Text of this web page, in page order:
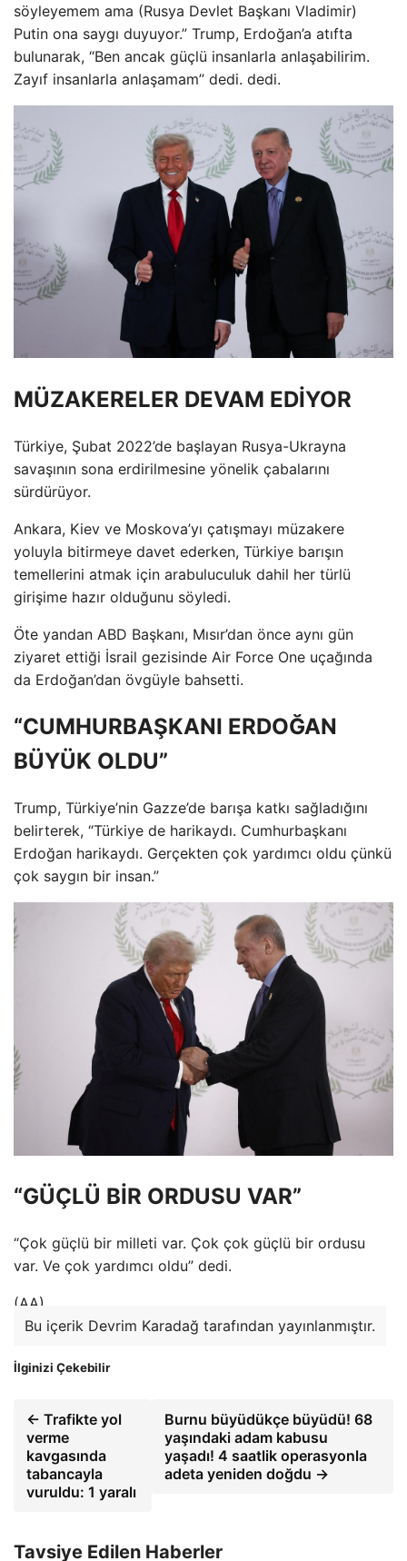
söyleyemem ama (Rusya Devlet Başkanı Vladimir)
Putin ona saygı duyuyor.” Trump, Erdoğan’a atıfta
bulunarak, “Ben ancak güçlü insanlarla anlaşabilirim.
Zayıf insanlarla anlaşamam” dedi. dedi.
MÜZAKERELER DEVAM EDİYOR
Türkiye, Şubat 2022’de başlayan Rusya-Ukrayna
savaşının sona erdirilmesine yönelik çabalarını
sürdürüyor.
Ankara, Kiev ve Moskova’yı çatışmayı müzakere
yoluyla bitirmeye davet ederken, Türkiye barışın
temellerini atmak için arabuluculuk dahil her türlü
girişime hazır olduğunu söyledi.
Öte yandan ABD Başkanı, Mısır’dan önce aynı gün
ziyaret ettiği İsrail gezisinde Air Force One uçağında
da Erdoğan’dan övgüyle bahsetti.
“CUMHURBAŞKANI ERDOĞAN
BÜYÜK OLDU”
Trump, Türkiye’nin Gazze’de barışa katkı sağladığını
belirterek, “Türkiye de harikaydı. Cumhurbaşkanı
Erdoğan harikaydı. Gerçekten çok yardımcı oldu çünkü
çok saygın bir insan.”
“GÜÇLÜ BİR ORDUSU VAR”
“Çok güçlü bir milleti var. Çok çok güçlü bir ordusu
var. Ve çok yardımcı oldu” dedi.
(AA)
Bu içerik Devrim Karadağ tarafından yayınlanmıştır.
İlginizi Çekebilir
← Trafikte yol
verme
kavgasında
tabancayla
vuruldu: 1 yaralı
Burnu büyüdükçe büyüdü! 68
yaşındaki adam kabusu
yaşadı! 4 saatlik operasyonla
adeta yeniden doğdu →
Tavsiye Edilen Haberler